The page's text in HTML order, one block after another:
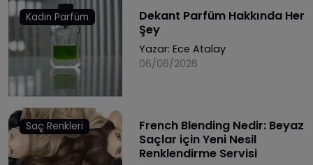
Kadın Parfüm
Dekant Parfüm Hakkında Her
Şey
Yazar: Ece Atalay
06/06/2026
Saç Renkleri
French Blending Nedir: Beyaz
Saçlar için Yeni Nesil
Renklendirme Servisi